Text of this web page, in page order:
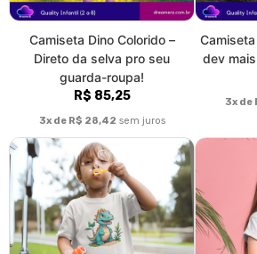
R$ 85,25
3x de R$ 28,42 sem juros
3x de